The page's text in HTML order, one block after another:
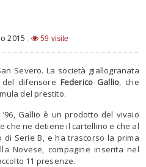
2015 , 59 visite
Severo. La società giallogranata
difensore Federico Gallio, che
del prestito.
Gallio è un prodotto del vivaio
che ne detiene il cartellino e che al
Serie B, e ha trascorso la prima
Novese, compagine inserita nel
11 presenze.